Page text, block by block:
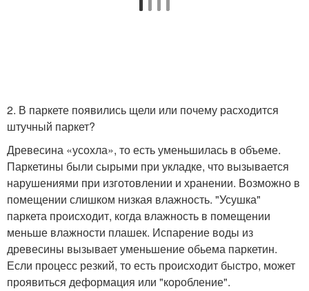
2. В паркете появились щели или почему расходится
штучный паркет?
Древесина «усохла», то есть уменьшилась в объеме.
Паркетины были сырыми при укладке, что вызывается
нарушениями при изготовлении и хранении. Возможно в
помещении слишком низкая влажность. "Усушка"
паркета происходит, когда влажность в помещении
меньше влажности плашек. Испарение воды из
древесины вызывает уменьшение обьема паркетин.
Если процесс резкий, то есть происходит быстро, может
проявиться деформация или "коробление".